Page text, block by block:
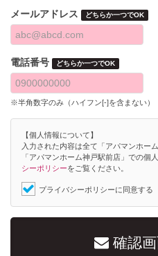
メールアドレス どちらか一つでOK
電話番号 どちらか一つでOK
※半角数字のみ（ハイフン[-]を含まない）
【個人情報について】
入力された内容は全て「アパマンホー
「アパマンホーム神戸駅前店」での個
シーポリシーをご覧ください。
プライバシーポリシーに同意する
確認